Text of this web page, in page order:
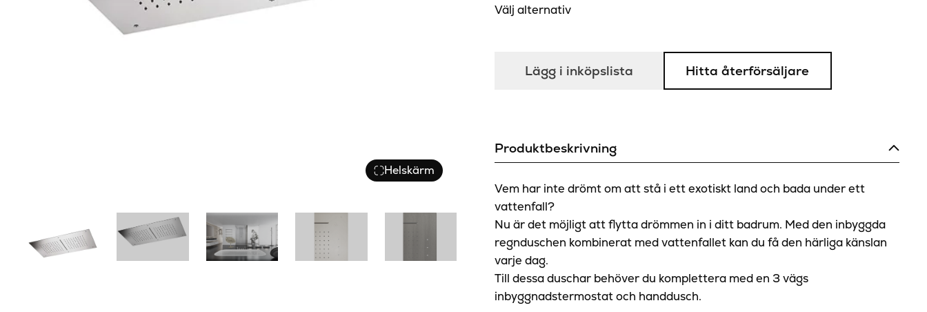
Helskärm
Välj alternativ
Lägg i inköpslista Hitta återförsäljare
Produktbeskrivning
Vem har inte drömt om att stå i ett exotiskt land och bada under ett
vattenfall?
Nu är det möjligt att flytta drömmen in i ditt badrum. Med den inbyggda
regnduschen kombinerat med vattenfallet kan du få den härliga känslan
varje dag.
Till dessa duschar behöver du komplettera med en 3 vägs
inbyggnadstermostat och handdusch.